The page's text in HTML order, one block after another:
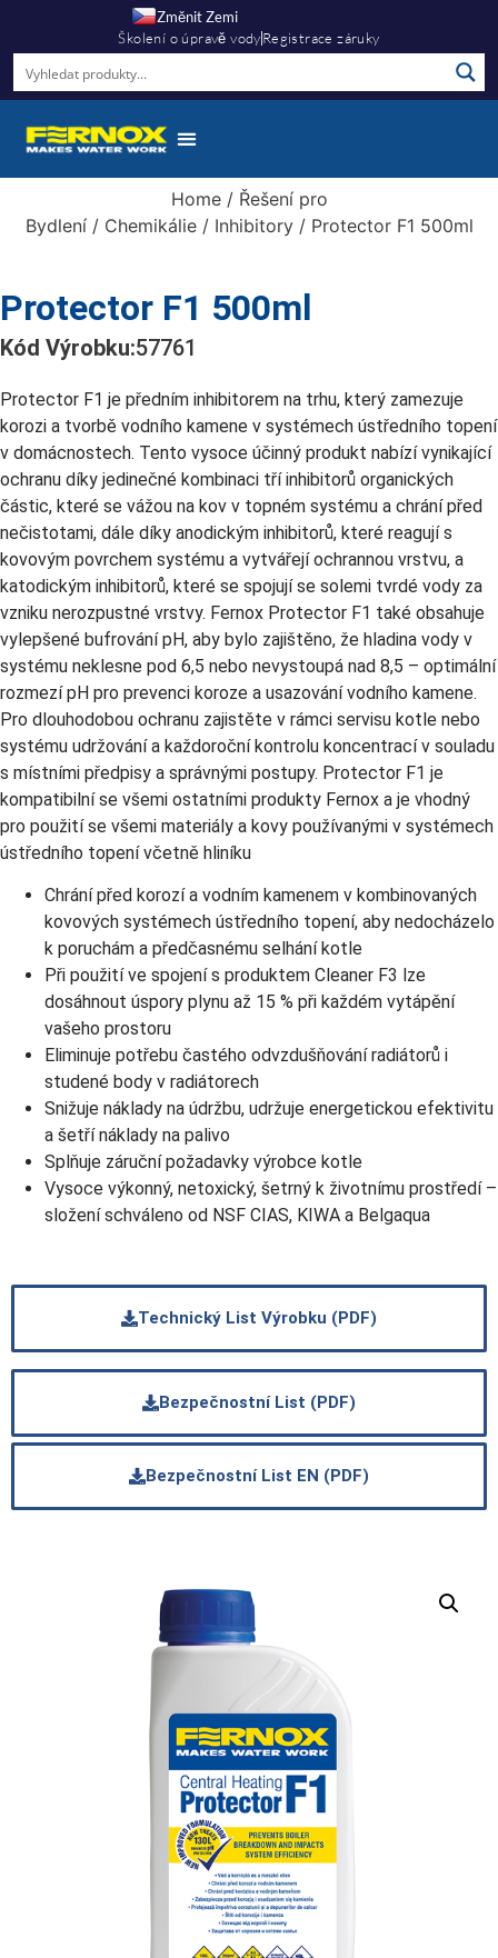
Změnit Zemi
Školení o úpravě vodyRegistrace záruky
Home/ Řešení pro
Bydlení/ Chemikálie/ Inhibitory/ Protector F1 500ml
Protector F1 500ml
Kód Výrobku:57761
Protector F1 je předním inhibitorem na trhu, který zamezuje
korozi a tvorbě vodního kamene v systémech ústředního topení
v domácnostech. Tento vysoce účinný produkt nabízí vynikající
ochranu díky jedinečné kombinaci tří inhibitorů organických
částic, které se vážou na kov v topném systému a chrání před
nečistotami, dále díky anodickým inhibitorů, které reagují s
kovovým povrchem systému a vytvářejí ochrannou vrstvu, a
katodickým inhibitorů, které se spojují se solemi tvrdé vody za
vzniku nerozpustné vrstvy. Fernox Protector F1 také obsahuje
vylepšené bufrování pH, aby bylo zajištěno, že hladina vody v
systému neklesne pod 6,5 nebo nevystoupá nad 8,5 – optimální
rozmezí pH pro prevenci koroze a usazování vodního kamene.
Pro dlouhodobou ochranu zajistěte v rámci servisu kotle nebo
systému udržování a každoroční kontrolu koncentrací v souladu
s místními předpisy a správnými postupy. Protector F1 je
kompatibilní se všemi ostatními produkty Fernox a je vhodný
pro použití se všemi materiály a kovy používanými v systémech
ústředního topení včetně hliníku
Chrání před korozí a vodním kamenem v kombinovaných
kovových systémech ústředního topení, aby nedocházelo
k poruchám a předčasnému selhání kotle
Při použití ve spojení s produktem Cleaner F3 lze
dosáhnout úspory plynu až 15 % při každém vytápění
vašeho prostoru
Eliminuje potřebu častého odvzdušňování radiátorů i
studené body v radiátorech
Snižuje náklady na údržbu, udržuje energetickou efektivitu
a šetří náklady na palivo
Splňuje záruční požadavky výrobce kotle
Vysoce výkonný, netoxický, šetrný k životnímu prostředí –
složení schváleno od NSF CIAS, KIWA a Belgaqua
Technický List Výrobku (PDF)
Bezpečnostní List (PDF)
Bezpečnostní List EN (PDF)